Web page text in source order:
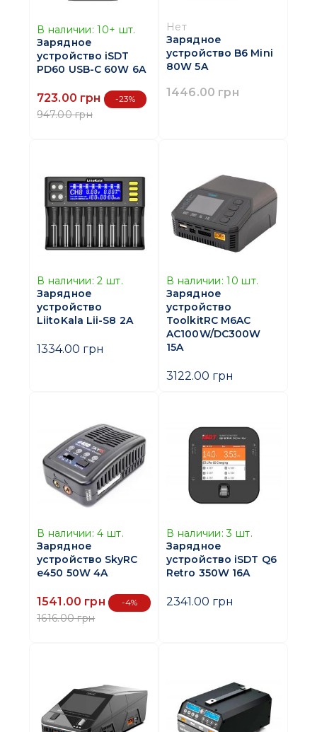
В наличии: 10+ шт.
Зарядное
устройство iSDT
PD60 USB-C 60W 6A
723.00 грн -23%
947.00 грн
Нет
Зарядное
устройство B6 Mini
80W 5A
1446.00 грн
В наличии: 2 шт.
Зарядное
устройство
LiitoKala Lii-S8 2A
1334.00 грн
В наличии: 10 шт.
Зарядное
устройство
ToolkitRC M6AC
AC100W/DC300W
15A
3122.00 грн
В наличии: 4 шт.
Зарядное
устройство SkyRC
e450 50W 4A
1541.00 грн -4%
1616.00 грн
В наличии: 3 шт.
Зарядное
устройство iSDT Q6
Retro 350W 16A
2341.00 грн